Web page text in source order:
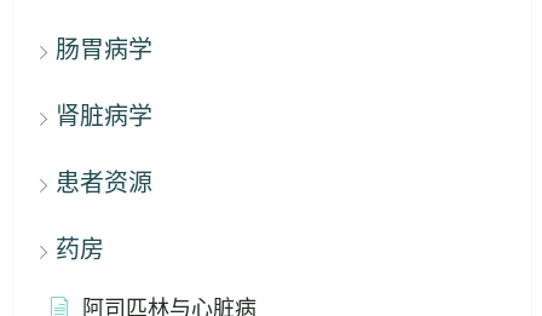
肠胃病学
肾脏病学
患者资源
药房
阿司匹林与心脏病